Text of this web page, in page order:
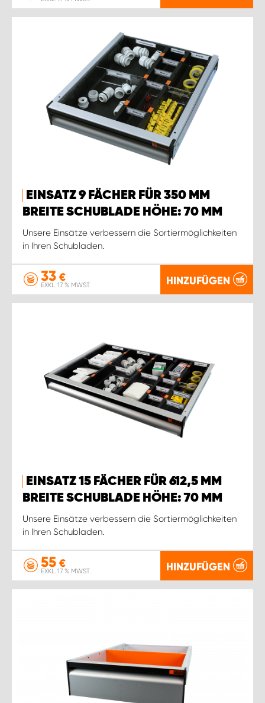
EINSATZ 9 FÄCHER FÜR 350 MM
BREITE SCHUBLADE HÖHE: 70 MM
Unsere Einsätze verbessern die Sortiermöglichkeiten
in Ihren Schubladen.
33 €
EXKL. 17 % MWST. HINZUFÜGEN
EINSATZ 15 FÄCHER FÜR 612,5 MM
BREITE SCHUBLADE HÖHE: 70 MM
Unsere Einsätze verbessern die Sortiermöglichkeiten
in Ihren Schubladen.
55 €
EXKL. 17 % MWST. HINZUFÜGEN